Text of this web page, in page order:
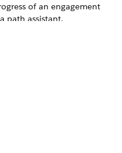
of an engagement
path assistant.
to users, add the Path
interaction record page.
SU PROBLEMA?